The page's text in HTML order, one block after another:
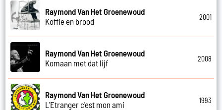
Raymond Van Het Groenewoud
Koffie en brood
2001
Raymond Van Het Groenewoud
Komaan met dat lijf
2008
Raymond Van Het Groenewoud
L'Etranger c'est mon ami
1993